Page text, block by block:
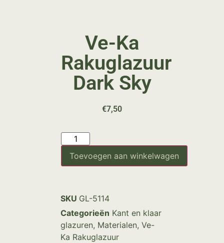
Ve-Ka
Rakuglazuur
Dark Sky
€7,50
Toevoegen aan winkelwagen
SKU GL-5114
Categorieën Kant en klaar
glazuren, Materialen, Ve-
Ka Rakuglazuur